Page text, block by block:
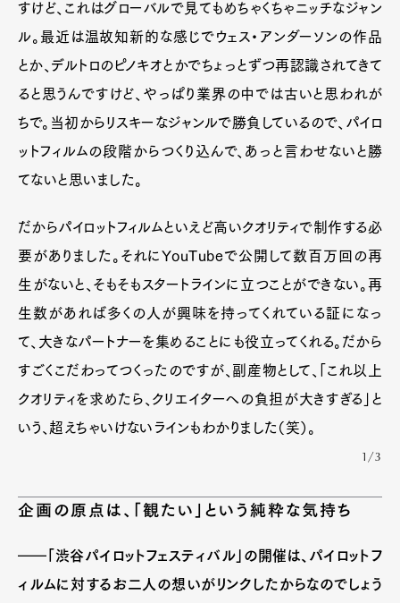
すけど、これはグローバルで見てもめちゃくちゃニッチなジャン
ル。最近は温故知新的な感じでウェス・アンダーソンの作品
とか、デルトロのピノキオとかでちょっとずつ再認識されてきて
ると思うんですけど、やっぱり業界の中では古いと思われが
ちで。当初からリスキーなジャンルで勝負しているので、パイロ
ットフィルムの段階からつくり込んで、あっと言わせないと勝
てないと思いました。
だからパイロットフィルムといえど高いクオリティで制作する必
要がありました。それにYouTubeで公開して数百万回の再
生がないと、そもそもスタートラインに立つことができない。再
生数があれば多くの人が興味を持ってくれている証になっ
て、大きなパートナーを集めることにも役立ってくれる。だから
すごくこだわってつくったのですが、副産物として、「これ以上
クオリティを求めたら、クリエイターへの負担が大きすぎる」と
いう、超えちゃいけないラインもわかりました（笑）。
1/3
企画の原点は、「観たい」という純粋な気持ち
――「渋谷パイロットフェスティバル」の開催は、パイロットフ
ィルムに対するお二人の想いがリンクしたからなのでしょう